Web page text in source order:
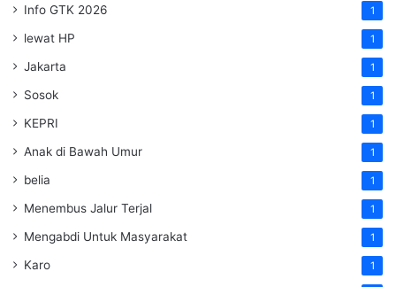
Info GTK 2026 1
lewat HP 1
Jakarta 1
Sosok 1
KEPRI 1
Anak di Bawah Umur 1
belia 1
Menembus Jalur Terjal 1
Mengabdi Untuk Masyarakat 1
Karo 1